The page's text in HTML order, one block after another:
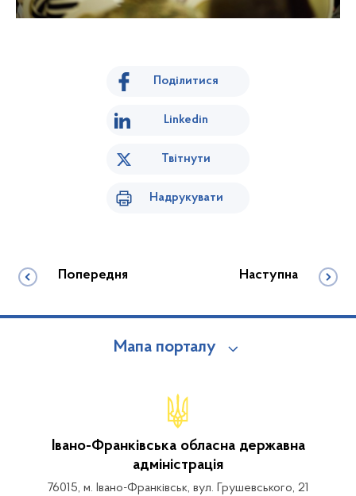
Поділитися
Linkedin
Твітнути
Надрукувати
Попередня Наступна
Мапа порталу
Івано-Франківська обласна державна
адміністрація
76015, м. Івано-Франківськ, вул. Грушевського, 21